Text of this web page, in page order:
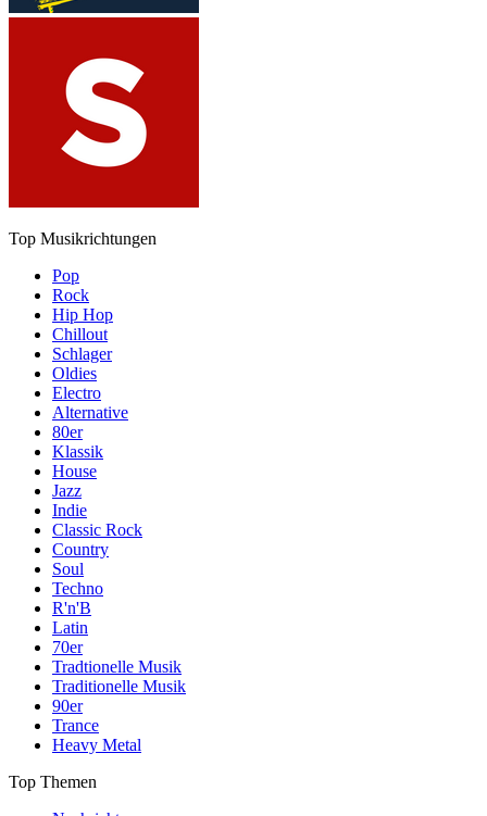
Top Musikrichtungen
Pop
Rock
Hip Hop
Chillout
Schlager
Oldies
Electro
Alternative
80er
Klassik
House
Jazz
Indie
Classic Rock
Country
Soul
Techno
R'n'B
Latin
70er
Tradtionelle Musik
Traditionelle Musik
90er
Trance
Heavy Metal
Top Themen